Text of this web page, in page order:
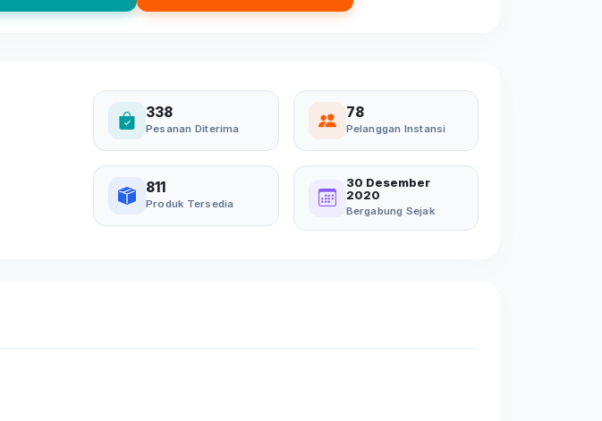
338
Pesanan Diterima
78
Pelanggan Instansi
811
Produk Tersedia
30 Desember
2020
Bergabung Sejak